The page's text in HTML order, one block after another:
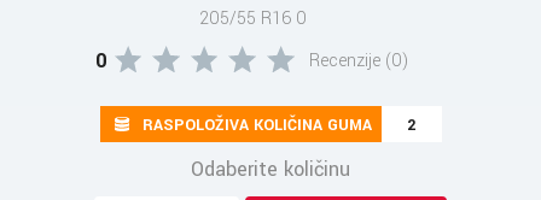
205/55 R16 0
0 Recenzije (0)
RASPOLOŽIVA KOLIČINA GUMA 2
Odaberite količinu